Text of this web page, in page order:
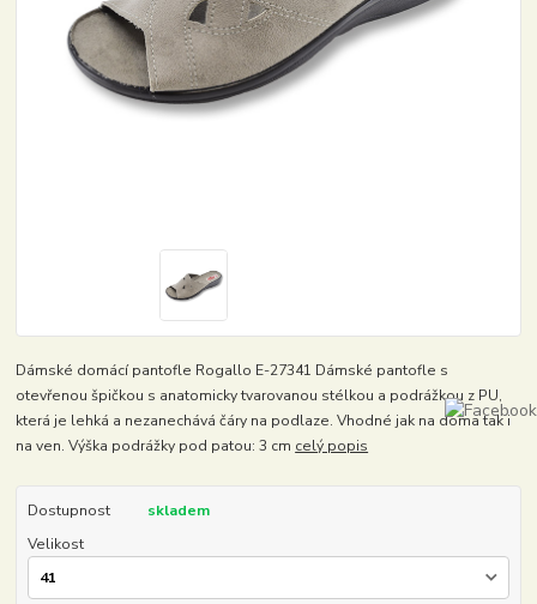
Dámské domácí pantofle Rogallo E-27341 Dámské pantofle s
otevřenou špičkou s anatomicky tvarovanou stélkou a podrážkou z PU,
která je lehká a nezanechává čáry na podlaze. Vhodné jak na doma tak i
na ven. Výška podrážky pod patou: 3 cm celý popis
Dostupnost
skladem
Velikost